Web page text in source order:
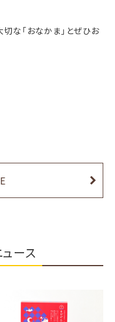
な「おなかま」とぜひお
ース